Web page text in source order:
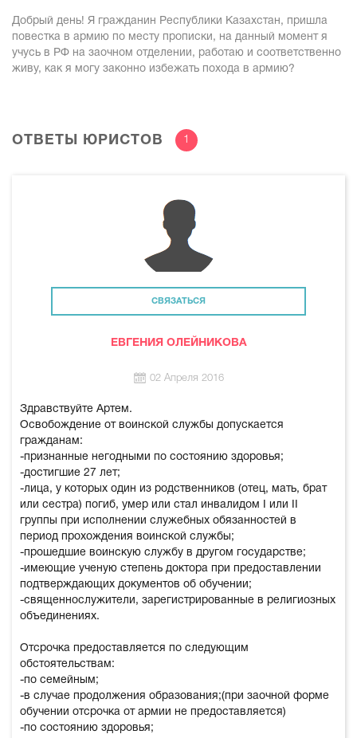
Добрый день! Я гражданин Республики Казахстан, пришла
повестка в армию по месту прописки, на данный момент я
учусь в РФ на заочном отделении, работаю и соответственно
живу, как я могу законно избежать похода в армию?
ОТВЕТЫ ЮРИСТОВ 1
СВЯЗАТЬСЯ
ЕВГЕНИЯ ОЛЕЙНИКОВА
02 Апреля 2016
Здравствуйте Артем.
Освобождение от воинской службы допускается
гражданам:
-признанные негодными по состоянию здоровья;
-достигшие 27 лет;
-лица, у которых один из родственников (отец, мать, брат
или сестра) погиб, умер или стал инвалидом I или II
группы при исполнении служебных обязанностей в
период прохождения воинской службы;
-прошедшие воинскую службу в другом государстве;
-имеющие ученую степень доктора при предоставлении
подтверждающих документов об обучении;
-священнослужители, зарегистрированные в религиозных
объединениях.
Отсрочка предоставляется по следующим
обстоятельствам:
-по семейным;
-в случае продолжения образования;(при заочной форме
обучении отсрочка от армии не предоставляется)
-по состоянию здоровья;